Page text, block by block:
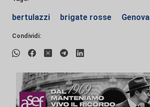
bertulazzi brigate rosse Genova
Condividi: